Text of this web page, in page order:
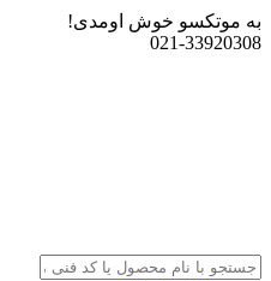
به موتکسو خوش اومدی!
021-33920308